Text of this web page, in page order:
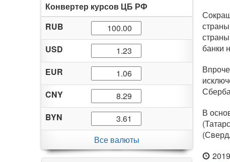
Конвертер курсов ЦБ РФ
RUB
USD
EUR
CNY
BYN
Все валюты
банки
В